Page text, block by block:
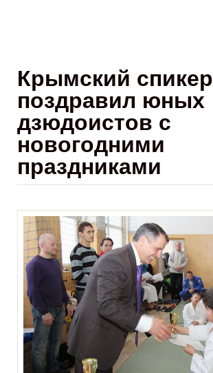
Крымский спикер
поздравил юных
дзюдоистов с
новогодними
праздниками